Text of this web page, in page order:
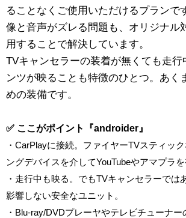
ることなくご使用いただけるプランで
像と音声がズレる問題も、オリジナル
用することで解決しています。
TVキャンセラーの装着が無くても走行
ンツが映ることも特徴のひとつ。あく
めの装備です。
✅ ここがポイント『androider』
・CarPlayに接続。ファイヤーTVスティッ
ングデバイスを介してYouTubeやアマプラを
・走行中も映る。でもTVキャンセラーでは
影響しない安全なユニット。
・Blu-ray/DVDプレーヤやテレビチューナー